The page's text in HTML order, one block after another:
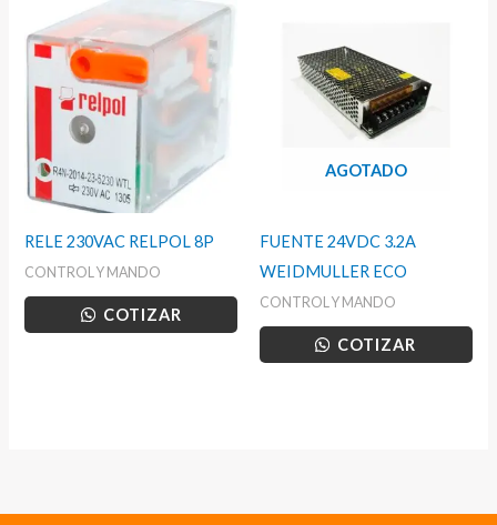
RELE 230VAC RELPOL 8P
CONTROL Y MANDO
COTIZAR
AGOTADO
FUENTE 24VDC 3.2A
WEIDMULLER ECO
CONTROL Y MANDO
COTIZAR